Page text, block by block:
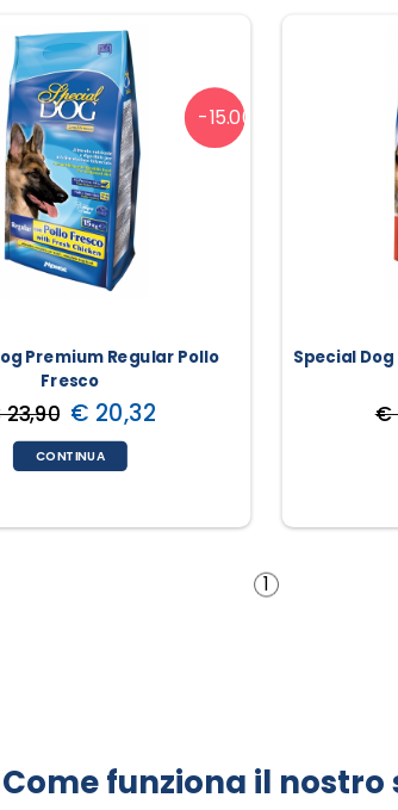
-15.00%
Premium Regular Pollo
Fresco
€ 20,32
CONTINUA
Special
€
1
Come funziona il nostro